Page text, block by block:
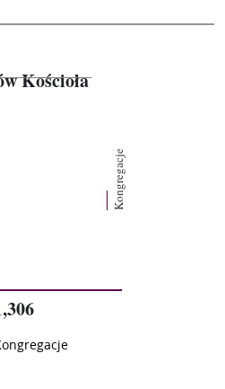
Kościoła
Kongregacje